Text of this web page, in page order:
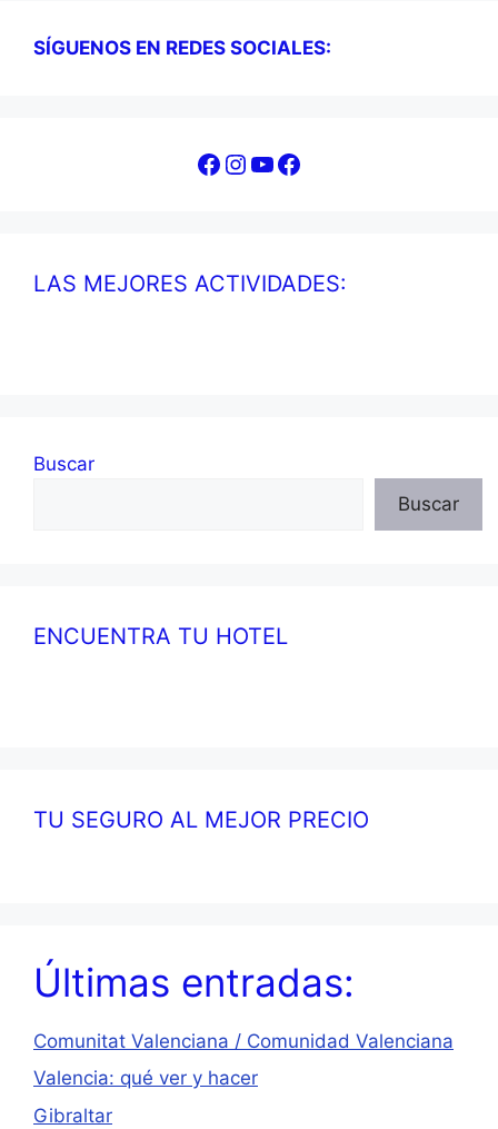
SÍGUENOS EN REDES SOCIALES:
Facebook
Instagram
YouTube
Facebook
LAS MEJORES ACTIVIDADES:
Buscar
Buscar
ENCUENTRA TU HOTEL
TU SEGURO AL MEJOR PRECIO
Últimas entradas:
Comunitat Valenciana / Comunidad Valenciana
Valencia: qué ver y hacer
Gibraltar